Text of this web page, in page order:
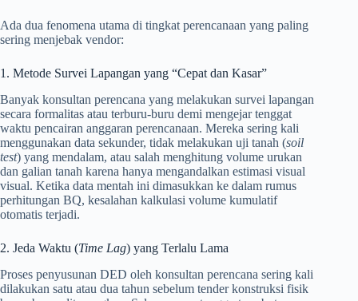
Ada dua fenomena utama di tingkat perencanaan yang paling
sering menjebak vendor:
1. Metode Survei Lapangan yang “Cepat dan Kasar”
Banyak konsultan perencana yang melakukan survei lapangan
secara formalitas atau terburu-buru demi mengejar tenggat
waktu pencairan anggaran perencanaan. Mereka sering kali
menggunakan data sekunder, tidak melakukan uji tanah (soil
test) yang mendalam, atau salah menghitung volume urukan
dan galian tanah karena hanya mengandalkan estimasi visual
visual. Ketika data mentah ini dimasukkan ke dalam rumus
perhitungan BQ, kesalahan kalkulasi volume kumulatif
otomatis terjadi.
2. Jeda Waktu (Time Lag) yang Terlalu Lama
Proses penyusunan DED oleh konsultan perencana sering kali
dilakukan satu atau dua tahun sebelum tender konstruksi fisik